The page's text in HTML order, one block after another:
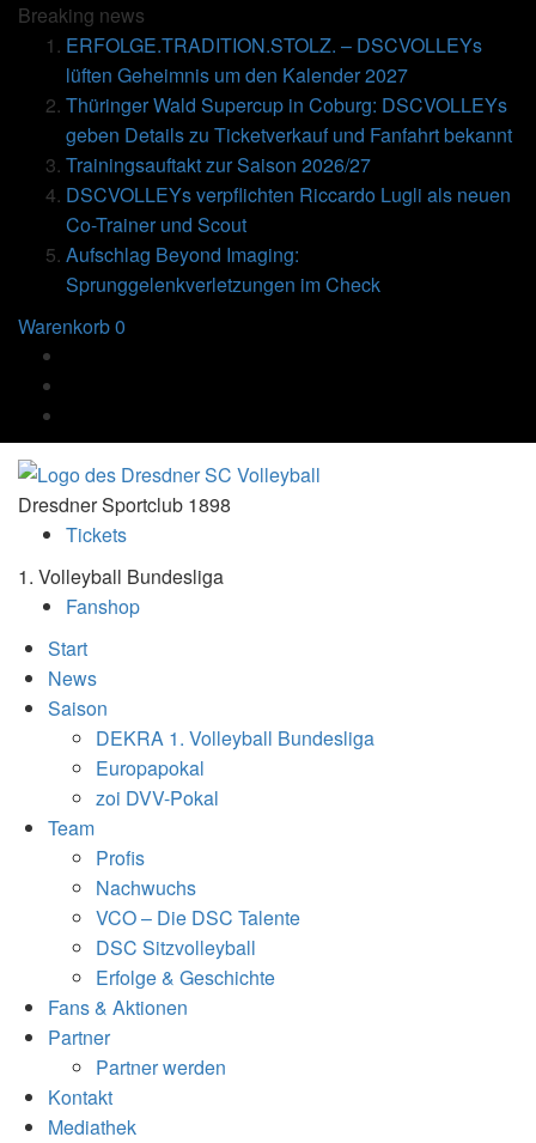
Breaking news
ERFOLGE.TRADITION.STOLZ. – DSCVOLLEYs
lüften Geheimnis um den Kalender 2027
Thüringer Wald Supercup in Coburg: DSCVOLLEYs
geben Details zu Ticketverkauf und Fanfahrt bekannt
Trainingsauftakt zur Saison 2026/27
DSCVOLLEYs verpflichten Riccardo Lugli als neuen
Co-Trainer und Scout
Aufschlag Beyond Imaging:
Sprunggelenkverletzungen im Check
Warenkorb0
Dresdner Sportclub 1898
Tickets
1. Volleyball Bundesliga
Fanshop
Start
News
Saison
DEKRA 1. Volleyball Bundesliga
Europapokal
zoi DVV-Pokal
Team
Profis
Nachwuchs
VCO – Die DSC Talente
DSC Sitzvolleyball
Erfolge & Geschichte
Fans & Aktionen
Partner
Partner werden
Kontakt
Mediathek